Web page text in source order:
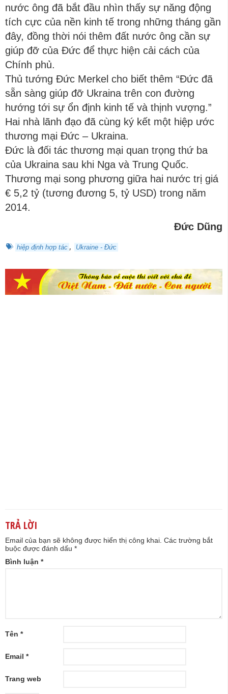
nước ông đã bắt đầu nhìn thấy sự năng động
tích cực của nền kinh tế trong những tháng gần
đây, đồng thời nói thêm đất nước ông cần sự
giúp đỡ của Đức để thực hiện cải cách của
Chính phủ.
Thủ tướng Đức Merkel cho biết thêm “Đức đã
sẵn sàng giúp đỡ Ukraina trên con đường
hướng tới sự ổn định kinh tế và thịnh vượng.”
Hai nhà lãnh đạo đã cùng ký kết một hiệp ước
thương mại Đức – Ukraina.
Đức là đối tác thương mại quan trọng thứ ba
của Ukraina sau khi Nga và Trung Quốc.
Thương mại song phương giữa hai nước trị giá
€ 5,2 tỷ (tương đương 5, tỷ USD) trong năm
2014.
Đức Dũng
hiệp định hợp tác , Ukraine - Đức
TRẢ LỜI
Email của bạn sẽ không được hiển thị công khai. Các trường bắt
buộc được đánh dấu *
Bình luận *
Tên *
Email *
Trang web